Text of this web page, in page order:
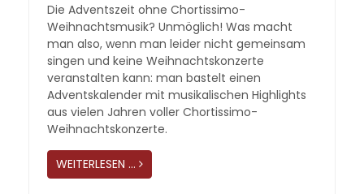
Die Adventszeit ohne Chortissimo-
Weihnachtsmusik? Unmöglich! Was macht
man also, wenn man leider nicht gemeinsam
singen und keine Weihnachtskonzerte
veranstalten kann: man bastelt einen
Adventskalender mit musikalischen Highlights
aus vielen Jahren voller Chortissimo-
Weihnachtskonzerte.
WEITERLESEN …